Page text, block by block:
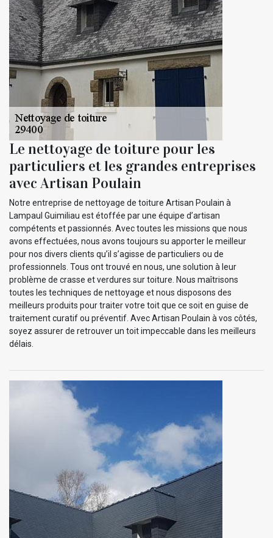
Le nettoyage de toiture pour les
particuliers et les grandes entreprises
avec Artisan Poulain
Notre entreprise de nettoyage de toiture Artisan Poulain à
Lampaul Guimiliau est étoffée par une équipe d’artisan
compétents et passionnés. Avec toutes les missions que nous
avons effectuées, nous avons toujours su apporter le meilleur
pour nos divers clients qu’il s’agisse de particuliers ou de
professionnels. Tous ont trouvé en nous, une solution à leur
problème de crasse et verdures sur toiture. Nous maîtrisons
toutes les techniques de nettoyage et nous disposons des
meilleurs produits pour traiter votre toit que ce soit en guise de
traitement curatif ou préventif. Avec Artisan Poulain à vos côtés,
soyez assurer de retrouver un toit impeccable dans les meilleurs
délais.